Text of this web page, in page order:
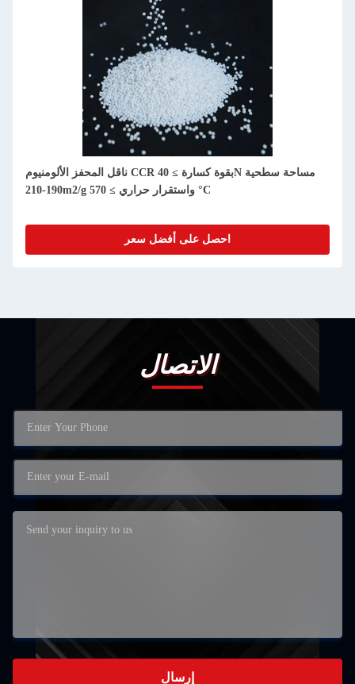
ناقل المحفز الألومنيوم CCR بقوة كسارة ≥ 40N مساحة سطحية
190-210m2/g واستقرار حراري ≥ 570 °C
احصل على أفضل سعر
الاتصال
إرسال